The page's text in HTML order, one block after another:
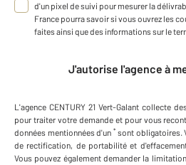
d'un pixel de suivi pour mesurer la
France pourra savoir si vous ouvrez les
faites ainsi que des informations sur le
J'autorise l'agence à
L'agence CENTURY 21 Vert-Galant collecte
pour traiter votre demande et pour vous
données mentionnées d'un * sont obligatoires.
de rectification, de portabilité et
Vous pouvez également demander la